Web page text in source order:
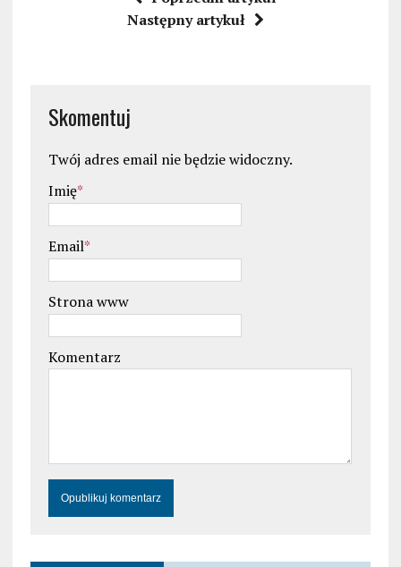
Następny artykuł
Skomentuj
Twój adres email nie będzie widoczny.
Imię*
Email*
Strona www
Komentarz